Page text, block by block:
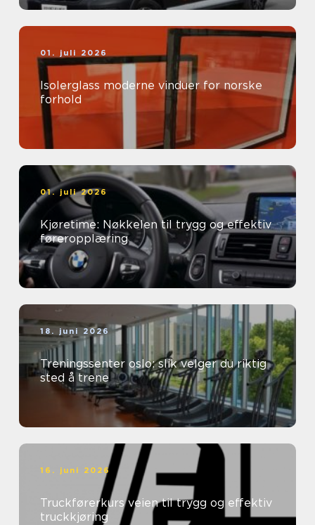
01. juli 2026
Isolerglass moderne vinduer for norske
forhold
01. juli 2026
Kjøretime: Nøkkelen til trygg og effektiv
føreropplæring
18. juni 2026
Treningssenter oslo: slik velger du riktig
sted å trene
16. juni 2026
Truckførerkurs veien til trygg og effektiv
truckkjøring